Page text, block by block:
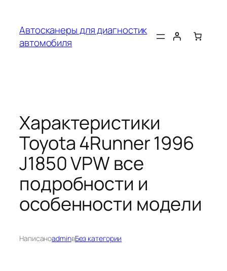
содержимому
Автосканеры для диагностик
автомобиля
Характеристики
Toyota 4Runner 1996
J1850 VPW все
подробности и
особенности модели
НаписаноadminвБез категории